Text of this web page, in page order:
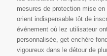
mesures de protection mise
orient indispensable tôt de
événement où lez utilisateur
personnalisée, get enchère
vigoureux dans le détour de